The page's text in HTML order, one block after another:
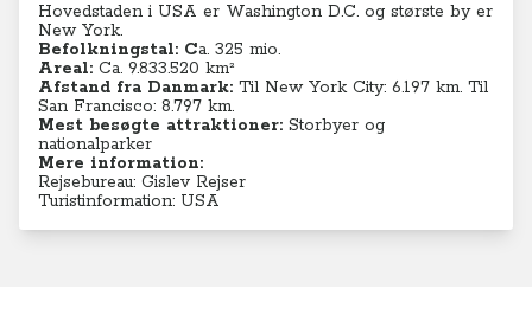
Hovedstaden i USA er Washington D.C. og største by er
New York.
Befolkningstal: Ca. 325 mio.
Areal: Ca. 9.833.520 km²
Afstand fra Danmark: Til New York City: 6.197 km. Til
San Francisco: 8.797 km.
Mest besøgte attraktioner: Storbyer og
nationalparker
Mere information:
Rejsebureau: Gislev Rejser
Turistinformation: USA